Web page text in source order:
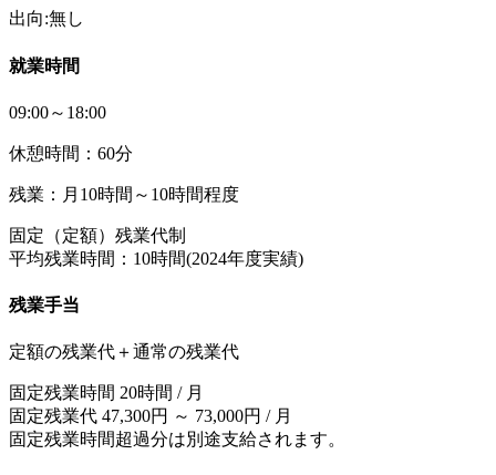
出向:無し
就業時間
09:00～18:00
休憩時間：60分
残業：月10時間～10時間程度
固定（定額）残業代制
平均残業時間：10時間(2024年度実績)
残業手当
定額の残業代＋通常の残業代
固定残業時間 20時間 / 月
固定残業代 47,300円 ～ 73,000円 / 月
固定残業時間超過分は別途支給されます。